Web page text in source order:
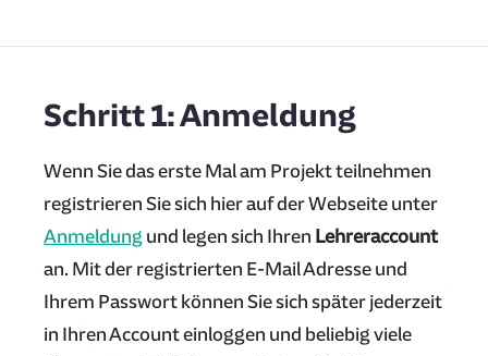
Schritt 1: Anmeldung
Wenn Sie das erste Mal am Projekt teilnehmen
registrieren Sie sich hier auf der Webseite unter
Anmeldung und legen sich Ihren Lehreraccount
an. Mit der registrierten E-Mail Adresse und
Ihrem Passwort können Sie sich später jederzeit
in Ihren Account einloggen und beliebig viele